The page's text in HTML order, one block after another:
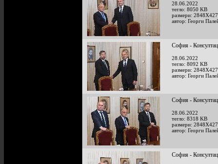
28.06.2022
тегло: 8050 KB
размери:
автор: Георги
София -
28.06.2022
тегло: 8092 KB
размери:
автор: Георги
София -
28.06.2022
тегло: 8318 KB
размери:
автор: Георги
София -